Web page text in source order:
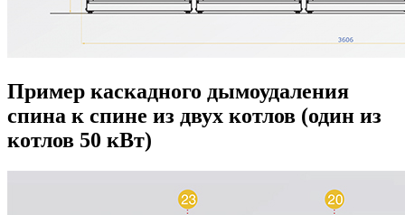
Пример каскадного дымоудаления
спина к спине из двух котлов (один из
котлов 50 кВт)